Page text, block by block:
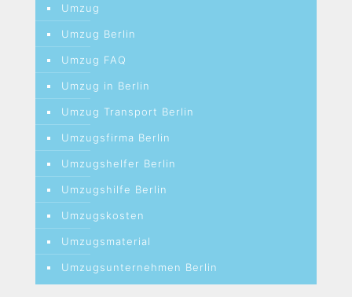
Umzug
Umzug Berlin
Umzug FAQ
Umzug in Berlin
Umzug Transport Berlin
Umzugsfirma Berlin
Umzugshelfer Berlin
Umzugshilfe Berlin
Umzugskosten
Umzugsmaterial
Umzugsunternehmen Berlin